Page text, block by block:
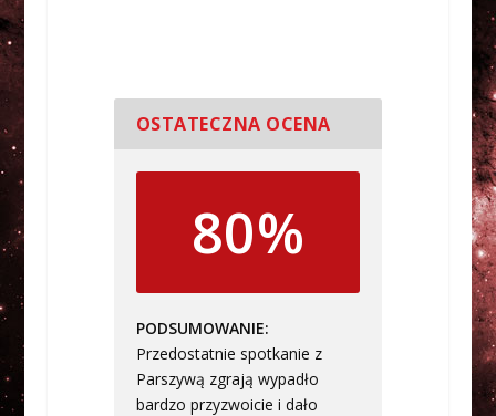
OSTATECZNA OCENA
80%
PODSUMOWANIE
Przedostatnie spotkanie z
Parszywą zgrają wypadło
bardzo przyzwoicie i dało